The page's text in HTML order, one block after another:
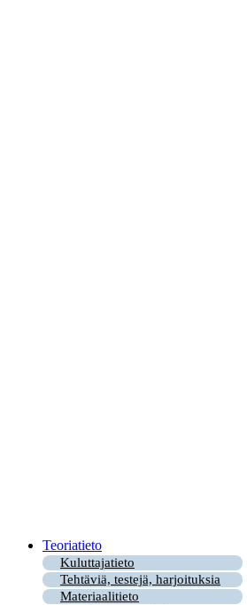
Teoriatieto
Kuluttajatieto
Tehtäviä, testejä, harjoituksia
Materiaalitieto